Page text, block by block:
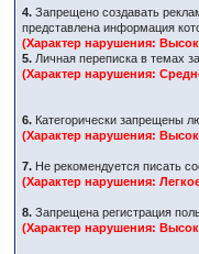
4. Запрещено создавать
представлена информация
(Характер нарушения:
5. Личная переписка в темах
(Характер нарушения:
6. Категорически запрещены
(Характер нарушения:
7. Не рекомендуется писать
(Характер нарушения:
8. Запрещена регистрация
(Характер нарушения: